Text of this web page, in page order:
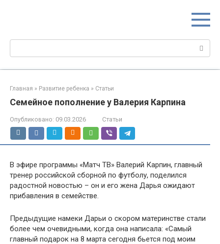
Поиск:
Главная » Развитие ребенка » Статьи
Семейное пополнение у Валерия Карпина
Опубликовано: 09.03.2026 Статьи
В эфире программы «Матч ТВ» Валерий Карпин, главный
тренер российской сборной по футболу, поделился
радостной новостью – он и его жена Дарья ожидают
прибавления в семействе.
Предыдущие намеки Дарьи о скором материнстве стали
более чем очевидными, когда она написала: «Самый
главный подарок на 8 марта сегодня бьется под моим